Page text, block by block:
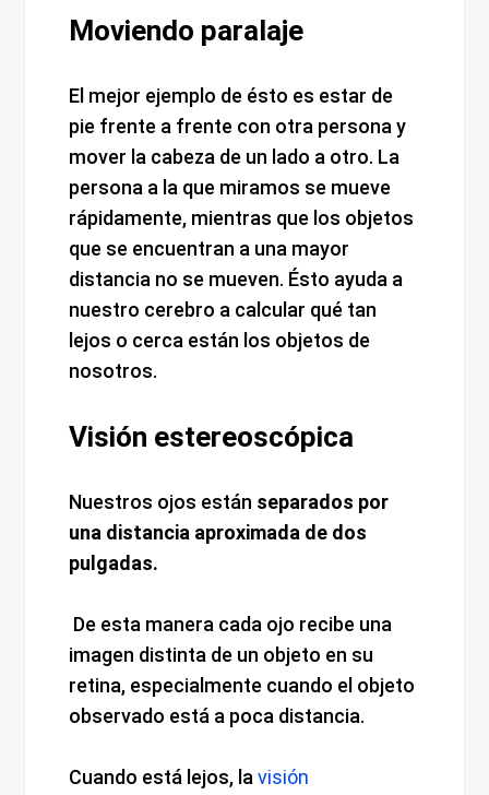
Moviendo paralaje
El mejor ejemplo de ésto es estar de
pie frente a frente con otra persona y
mover la cabeza de un lado a otro. La
persona a la que miramos se mueve
rápidamente, mientras que los objetos
que se encuentran a una mayor
distancia no se mueven. Ésto ayuda a
nuestro cerebro a calcular qué tan
lejos o cerca están los objetos de
nosotros.
Visión estereoscópica
Nuestros ojos están separados por
una distancia aproximada de dos
pulgadas.
De esta manera cada ojo recibe una
imagen distinta de un objeto en su
retina, especialmente cuando el objeto
observado está a poca distancia.
Cuando está lejos, lavisión